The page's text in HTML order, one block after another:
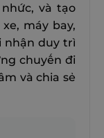
và tạo
máy bay,
nhận duy trì
chuyến đi
và chia sẻ